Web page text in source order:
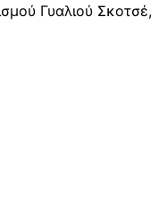
Γυαλιού Σκοτσέ,